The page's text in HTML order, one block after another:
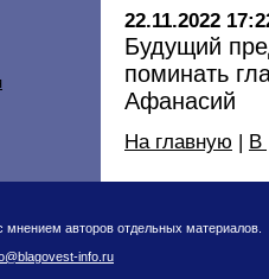
22.11.2022
Будущий
поминать
Афанасий
На главную В
авторов отдельных материалов.
info.ru